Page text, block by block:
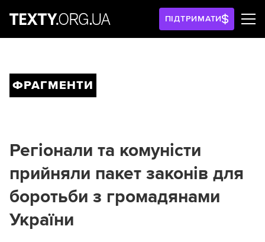
ПІДТРИМАТИ
ФРАГМЕНТИ
Регіонали та комуністи
прийняли пакет законів для
боротьби з громадянами
України